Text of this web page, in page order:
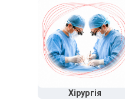
Хірургія